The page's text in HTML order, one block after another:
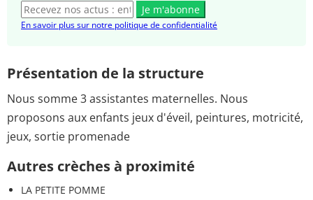
Je m'abonne
En savoir plus sur notre politique de confidentialité
Présentation de la structure
Nous somme 3 assistantes maternelles. Nous
proposons aux enfants jeux d'éveil, peintures, motricité,
jeux, sortie promenade
Autres crèches à proximité
LA PETITE POMME